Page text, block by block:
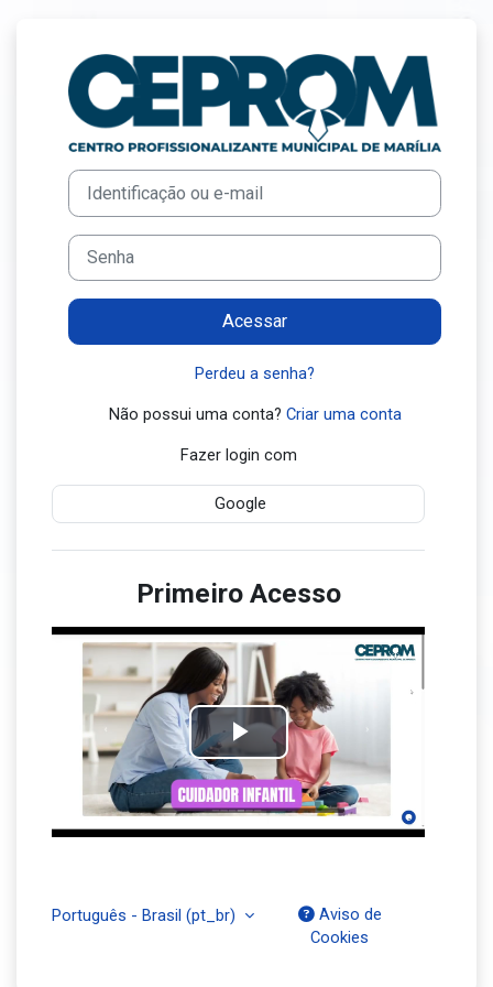
Acesso a EAD
Avançar para criar nova conta
Identificação ou e-mail
Senha
Acessar
Perdeu a senha?
Não possui uma conta? Criar uma conta
Fazer login com
Google
Primeiro Acesso
Tocar
Vídeo
Português - Brasil ‎(pt_br)‎
Aviso de
Cookies